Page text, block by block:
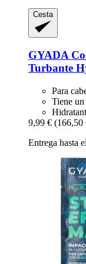
Cesta
GYADA
Turbante
Para
Tiene
9,99 € (166,50
Entrega hasta